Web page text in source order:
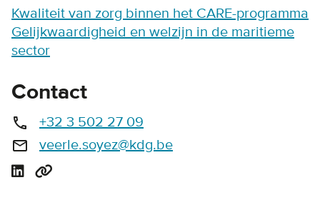
Kwaliteit van zorg binnen het CARE-programma
Gelijkwaardigheid en welzijn in de maritieme
sector
Contact
call
+32 3 502 27 09
email
veerle.soyez@kdg.be